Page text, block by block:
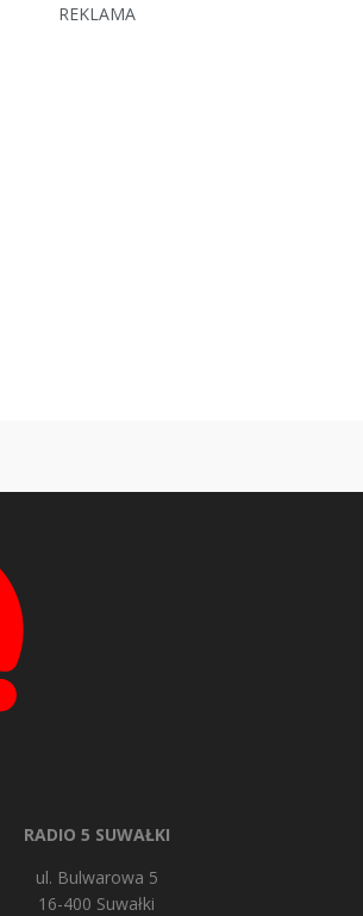
REKLAMA
RADIO 5 SUWAŁKI
ul. Bulwarowa 5
16-400 Suwałki